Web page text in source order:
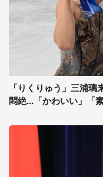
「りくりゅう」三浦
悶絶...「かわいい」「